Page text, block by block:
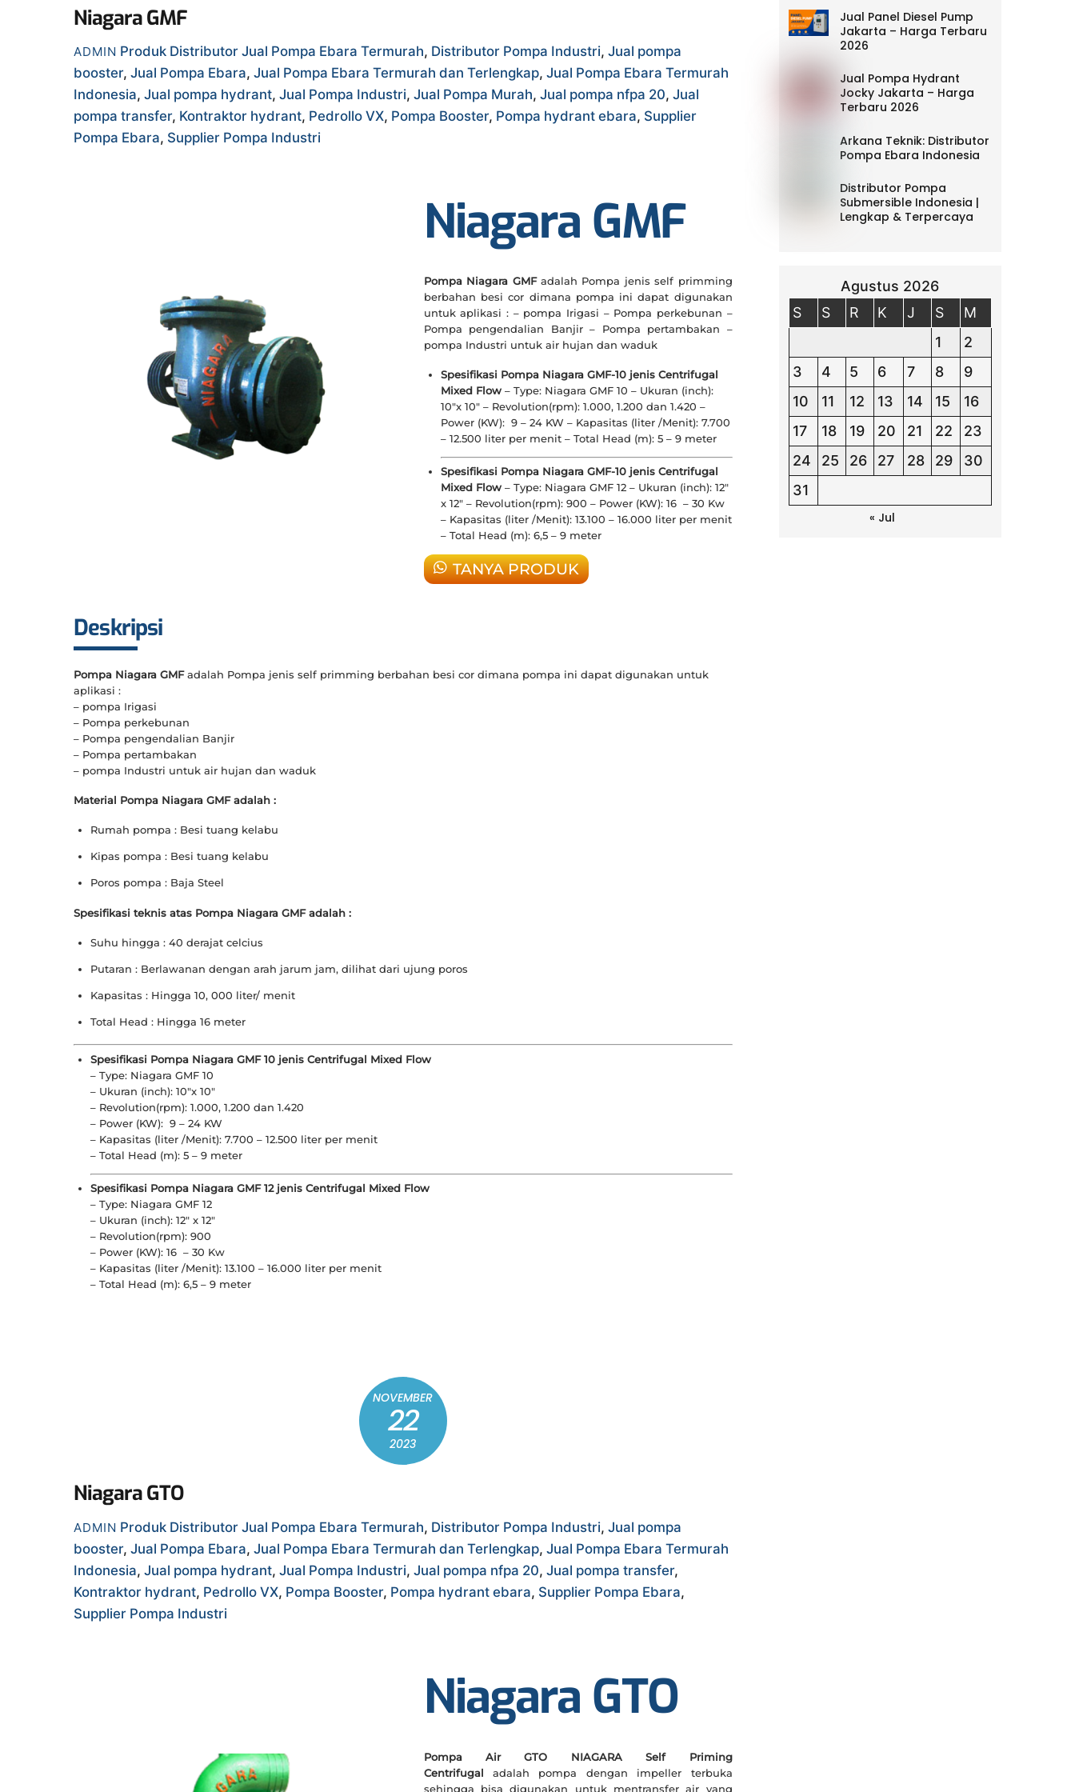
Niagara GMF
ADMIN Produk Distributor Jual Pompa Ebara Termurah, Distributor Pompa Industri, Jual pompa
booster, Jual Pompa Ebara, Jual Pompa Ebara Termurah dan Terlengkap, Jual Pompa Ebara Termurah
Indonesia, Jual pompa hydrant, Jual Pompa Industri, Jual Pompa Murah, Jual pompa nfpa 20, Jual
pompa transfer, Kontraktor hydrant, Pedrollo VX, Pompa Booster, Pompa hydrant ebara, Supplier
Pompa Ebara, Supplier Pompa Industri
Niagara GMF
Pompa Niagara GMFadalah Pompa jenis self primming
berbahan besi cor dimana pompa ini dapat digunakan
untuk aplikasi : – pompa Irigasi – Pompa perkebunan –
Pompa pengendalian Banjir – Pompa pertambakan –
pompa Industri untuk air hujan dan waduk
Spesifikasi Pompa Niagara GMF-10 jenis Centrifugal
Mixed Flow– Type: Niagara GMF 10 – Ukuran (inch):
10″x 10″ – Revolution(rpm): 1.000, 1.200 dan 1.420 –
Power (KW): 9 – 24 KW – Kapasitas (liter /Menit): 7.700
– 12.500 liter per menit – Total Head (m): 5 – 9 meter
Spesifikasi Pompa Niagara GMF-10 jenis Centrifugal
Mixed Flow – Type: Niagara GMF 12 – Ukuran (inch): 12″
x 12″ – Revolution(rpm): 900 – Power (KW): 16 – 30 Kw
– Kapasitas (liter /Menit): 13.100 – 16.000 liter per menit
– Total Head (m): 6,5 – 9 meter
TANYA PRODUK
Deskripsi
Pompa Niagara GMFadalah Pompa jenis self primming berbahan besi cor dimana pompa ini dapat digunakan untuk
aplikasi :
– pompa Irigasi
– Pompa perkebunan
– Pompa pengendalian Banjir
– Pompa pertambakan
– pompa Industri untuk air hujan dan waduk
Material Pompa Niagara GMF adalah :
Rumah pompa : Besi tuang kelabu
Kipas pompa : Besi tuang kelabu
Poros pompa : Baja Steel
Spesifikasi teknis atas Pompa Niagara GMF adalah :
Suhu hingga : 40 derajat celcius
Putaran : Berlawanan dengan arah jarum jam, dilihat dari ujung poros
Kapasitas : Hingga 10, 000 liter/ menit
Total Head : Hingga 16 meter
Spesifikasi Pompa Niagara GMF 10 jenis Centrifugal Mixed Flow
– Type: Niagara GMF 10
– Ukuran (inch): 10″x 10″
– Revolution(rpm): 1.000, 1.200 dan 1.420
– Power (KW): 9 – 24 KW
– Kapasitas (liter /Menit): 7.700 – 12.500 liter per menit
– Total Head (m): 5 – 9 meter
Spesifikasi Pompa Niagara GMF 12 jenis Centrifugal Mixed Flow
– Type: Niagara GMF 12
– Ukuran (inch): 12″ x 12″
– Revolution(rpm): 900
– Power (KW): 16 – 30 Kw
– Kapasitas (liter /Menit): 13.100 – 16.000 liter per menit
– Total Head (m): 6,5 – 9 meter
NOVEMBER
22
2023
Niagara GTO
ADMIN Produk Distributor Jual Pompa Ebara Termurah, Distributor Pompa Industri, Jual pompa
booster, Jual Pompa Ebara, Jual Pompa Ebara Termurah dan Terlengkap, Jual Pompa Ebara Termurah
Indonesia, Jual pompa hydrant, Jual Pompa Industri, Jual pompa nfpa 20, Jual pompa transfer,
Kontraktor hydrant, Pedrollo VX, Pompa Booster, Pompa hydrant ebara, Supplier Pompa Ebara,
Supplier Pompa Industri
Niagara GTO
Pompa Air GTO NIAGARA Self Priming
Centrifugaladalah pompa dengan impeller terbuka
sehingga bisa digunakan untuk mentransfer air yang
Jual Panel Diesel Pump
Jakarta – Harga Terbaru
2026
Jual Pompa Hydrant
Jocky Jakarta – Harga
Terbaru 2026
Arkana Teknik: Distributor
Pompa Ebara Indonesia
Distributor Pompa
Submersible Indonesia |
Lengkap & Terpercaya
Agustus 2026
S
S R K J S
M
1
2
3
4 5 6 7 8
9
10
11 12 13 14 15
16
17
18 19 20 21 22
23
24
25 26 27 28 29
30
31
« Jul